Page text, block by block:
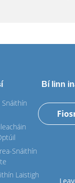
Snáithín
Laistigh
Bí linn